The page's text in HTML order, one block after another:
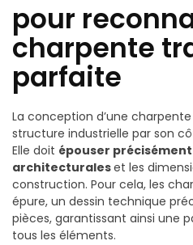
pour
charpente
parfaite
La conception d’une
structure industrielle par son
Elle doit épouser
architecturaleset les
construction. Pour cela, les
épure, un dessin technique
pièces, garantissant ainsi une
tous les éléments.